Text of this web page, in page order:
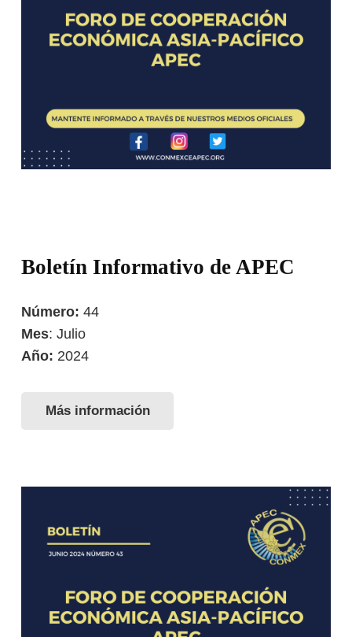
Boletín Informativo de APEC
Número: 44
Mes: Julio
Año: 2024
Más información